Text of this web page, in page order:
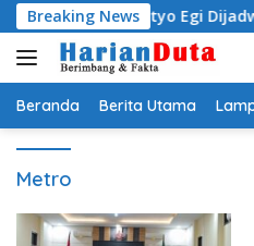
Langsung
ke
konten
Breaking News
Radityo Egi Dijadwalkan
Beranda Berita Utama
Metro